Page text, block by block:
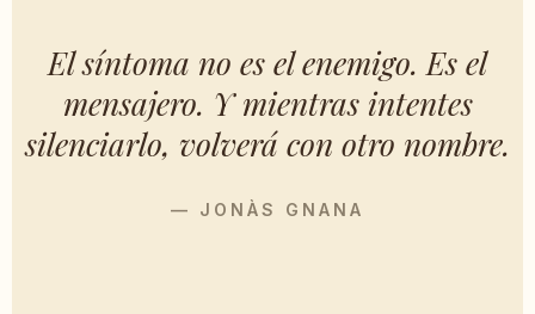
El síntoma no es el enemigo. Es el
mensajero. Y mientras intentes
silenciarlo, volverá con otro nombre.
— JONÀS GNANA